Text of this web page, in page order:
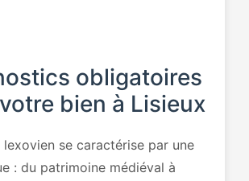
obligatoires
bien à Lisieux
se caractérise par une
: du patrimoine médiéval à